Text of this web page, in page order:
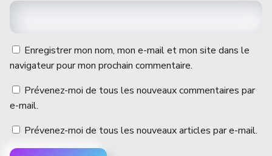
Enregistrer mon nom, mon e-mail et mon site dans le
navigateur pour mon prochain commentaire.
Prévenez-moi de tous les nouveaux commentaires par
e-mail.
Prévenez-moi de tous les nouveaux articles par e-mail.